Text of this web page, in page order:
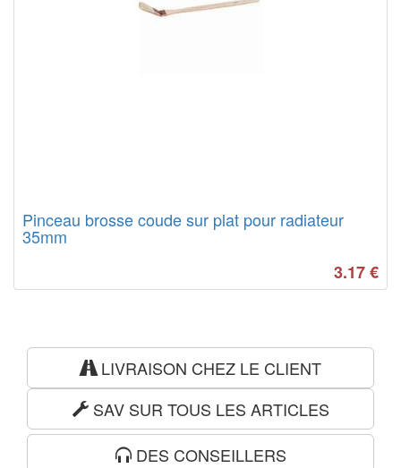
Pinceau brosse coude sur plat pour radiateur
35mm
3.17€
LIVRAISON CHEZ LE CLIENT
SAV SUR TOUS LES ARTICLES
DES CONSEILLERS